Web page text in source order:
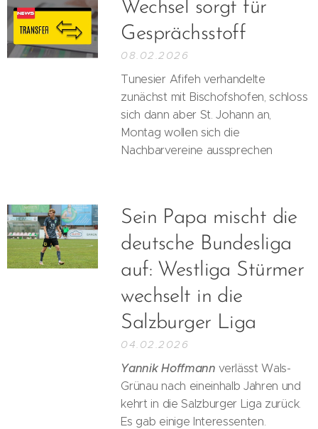
Wechsel sorgt für
Gesprächsstoff
08.02.2026
Tunesier Afifeh verhandelte
zunächst mit Bischofshofen, schloss
sich dann aber St. Johann an,
Montag wollen sich die
Nachbarvereine aussprechen
Sein Papa mischt die
deutsche Bundesliga
auf: Westliga Stürmer
wechselt in die
Salzburger Liga
04.02.2026
Yannik Hoffmann verlässt Wals-
Grünau nach eineinhalb Jahren und
kehrt in die Salzburger Liga zurück.
Es gab einige Interessenten.